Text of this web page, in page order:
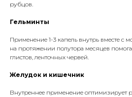
рубцов.
Гельминты
Применение 1-3 капель внутрь вместе с
на протяжении полутора месяцев
глистов, ленточных червей.
Желудок и кишечник
Внутреннее применение оптимизирует